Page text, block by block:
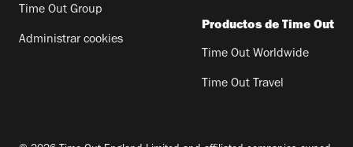
Time Out Group
Administrar cookies
Productos de Time Out
Time Out Worldwide
Time Out Travel